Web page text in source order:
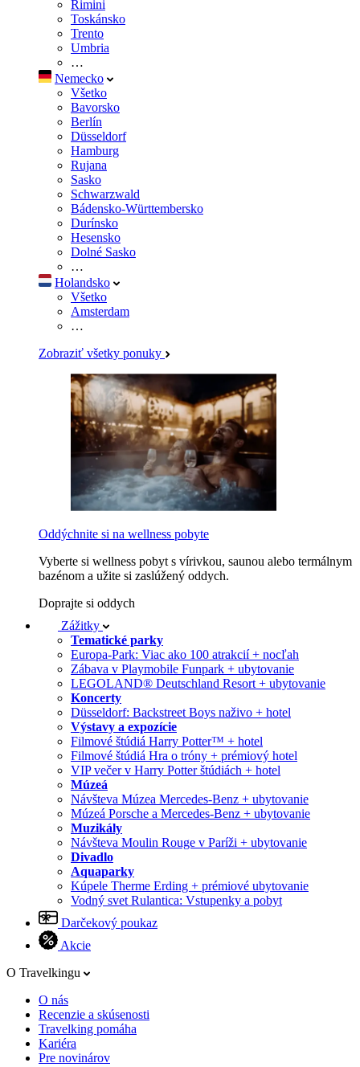
Rimini
Toskánsko
Trento
Umbria
…
Nemecko
Všetko
Bavorsko
Berlín
Düsseldorf
Hamburg
Rujana
Sasko
Schwarzwald
Bádensko-Württembersko
Durínsko
Hesensko
Dolné Sasko
…
Holandsko
Všetko
Amsterdam
…
Zobraziť všetky ponuky
Oddýchnite si na wellness pobyte
Vyberte si wellness pobyt s vírivkou, saunou alebo termálnym
bazénom a užite si zaslúžený oddych.
Doprajte si oddych
Zážitky
Tematické parky
Europa-Park: Viac ako 100 atrakcií + nocľah
Zábava v Playmobile Funpark + ubytovanie
LEGOLAND® Deutschland Resort + ubytovanie
Koncerty
Düsseldorf: Backstreet Boys naživo + hotel
Výstavy a expozície
Filmové štúdiá Harry Potter™ + hotel
Filmové štúdiá Hra o tróny + prémiový hotel
VIP večer v Harry Potter štúdiách + hotel
Múzeá
Návšteva Múzea Mercedes-Benz + ubytovanie
Múzeá Porsche a Mercedes-Benz + ubytovanie
Muzikály
Návšteva Moulin Rouge v Paríži + ubytovanie
Divadlo
Aquaparky
Kúpele Therme Erding + prémiové ubytovanie
Vodný svet Rulantica: Vstupenky a pobyt
Darčekový poukaz
Akcie
O Travelkingu
O nás
Recenzie a skúsenosti
Travelking pomáha
Kariéra
Pre novinárov